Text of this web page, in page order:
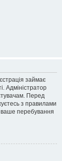
займає
Адміністратор
Перед
з правилами
ваше перебування